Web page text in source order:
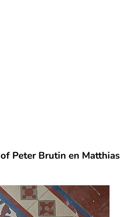
of Peter Brutin en Matthias